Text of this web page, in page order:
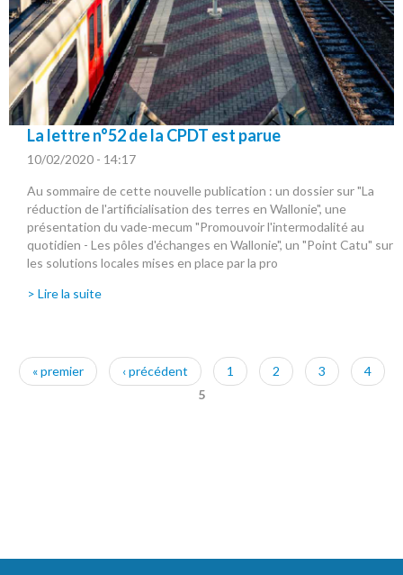
La lettre n°52 de la CPDT est parue
10/02/2020 - 14:17
Au sommaire de cette nouvelle publication : un dossier sur "La
réduction de l'artificialisation des terres en Wallonie", une
présentation du vade-mecum "Promouvoir l'intermodalité au
quotidien - Les pôles d'échanges en Wallonie", un "Point Catu" sur
les solutions locales mises en place par la pro
> Lire la suite
« premier ‹ précédent 1 2 3
4
5